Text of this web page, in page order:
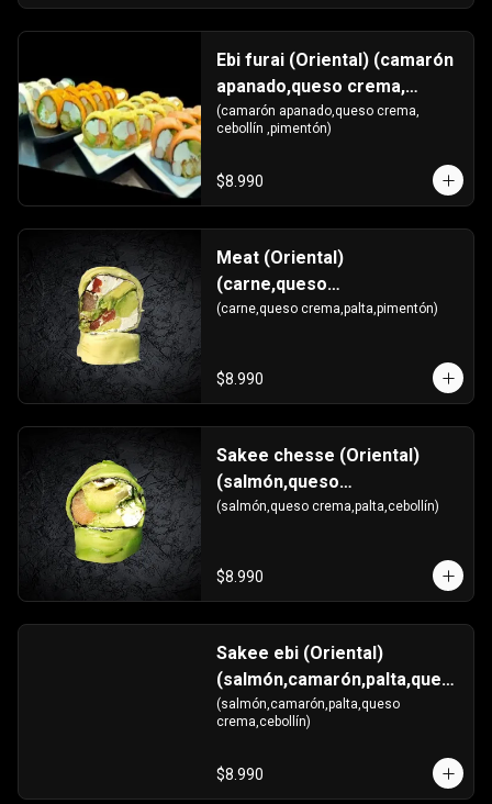
Ebi furai (Oriental) (camarón
apanado,queso crema,
cebollín ,pimentón)
(camarón apanado,queso crema,
cebollín ,pimentón)
$8.990
Meat (Oriental)
(carne,queso
crema,palta,pimentón)
(carne,queso crema,palta,pimentón)
$8.990
Sakee chesse (Oriental)
(salmón,queso
crema,palta,cebollín)
(salmón,queso crema,palta,cebollín)
$8.990
Sakee ebi (Oriental)
(salmón,camarón,palta,ques
o crema,cebollín)
(salmón,camarón,palta,queso
crema,cebollín)
$8.990